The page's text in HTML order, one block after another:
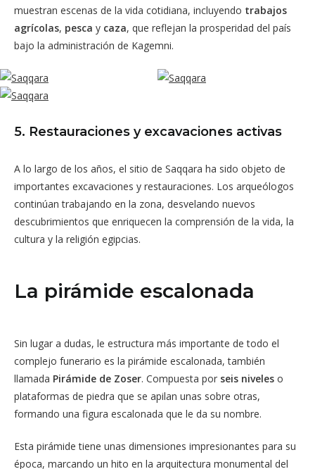
muestran escenas de la vida cotidiana, incluyendo trabajos
agrícolas, pesca y caza, que reflejan la prosperidad del país
bajo la administración de Kagemni.
5. Restauraciones y excavaciones activas
A lo largo de los años, el sitio de Saqqara ha sido objeto de
importantes excavaciones y restauraciones. Los arqueólogos
continúan trabajando en la zona, desvelando nuevos
descubrimientos que enriquecen la comprensión de la vida, la
cultura y la religión egipcias.
La pirámide escalonada
Sin lugar a dudas, le estructura más importante de todo el
complejo funerario es la pirámide escalonada, también
llamada Pirámide de Zoser. Compuesta por seis niveles o
plataformas de piedra que se apilan unas sobre otras,
formando una figura escalonada que le da su nombre.
Esta pirámide tiene unas dimensiones impresionantes para su
época, marcando un hito en la arquitectura monumental del